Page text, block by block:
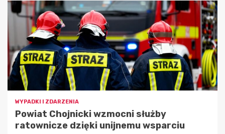
WYPADKI I ZDARZENIA
Powiat Chojnicki wzmocni służby
ratownicze dzięki unijnemu wsparciu